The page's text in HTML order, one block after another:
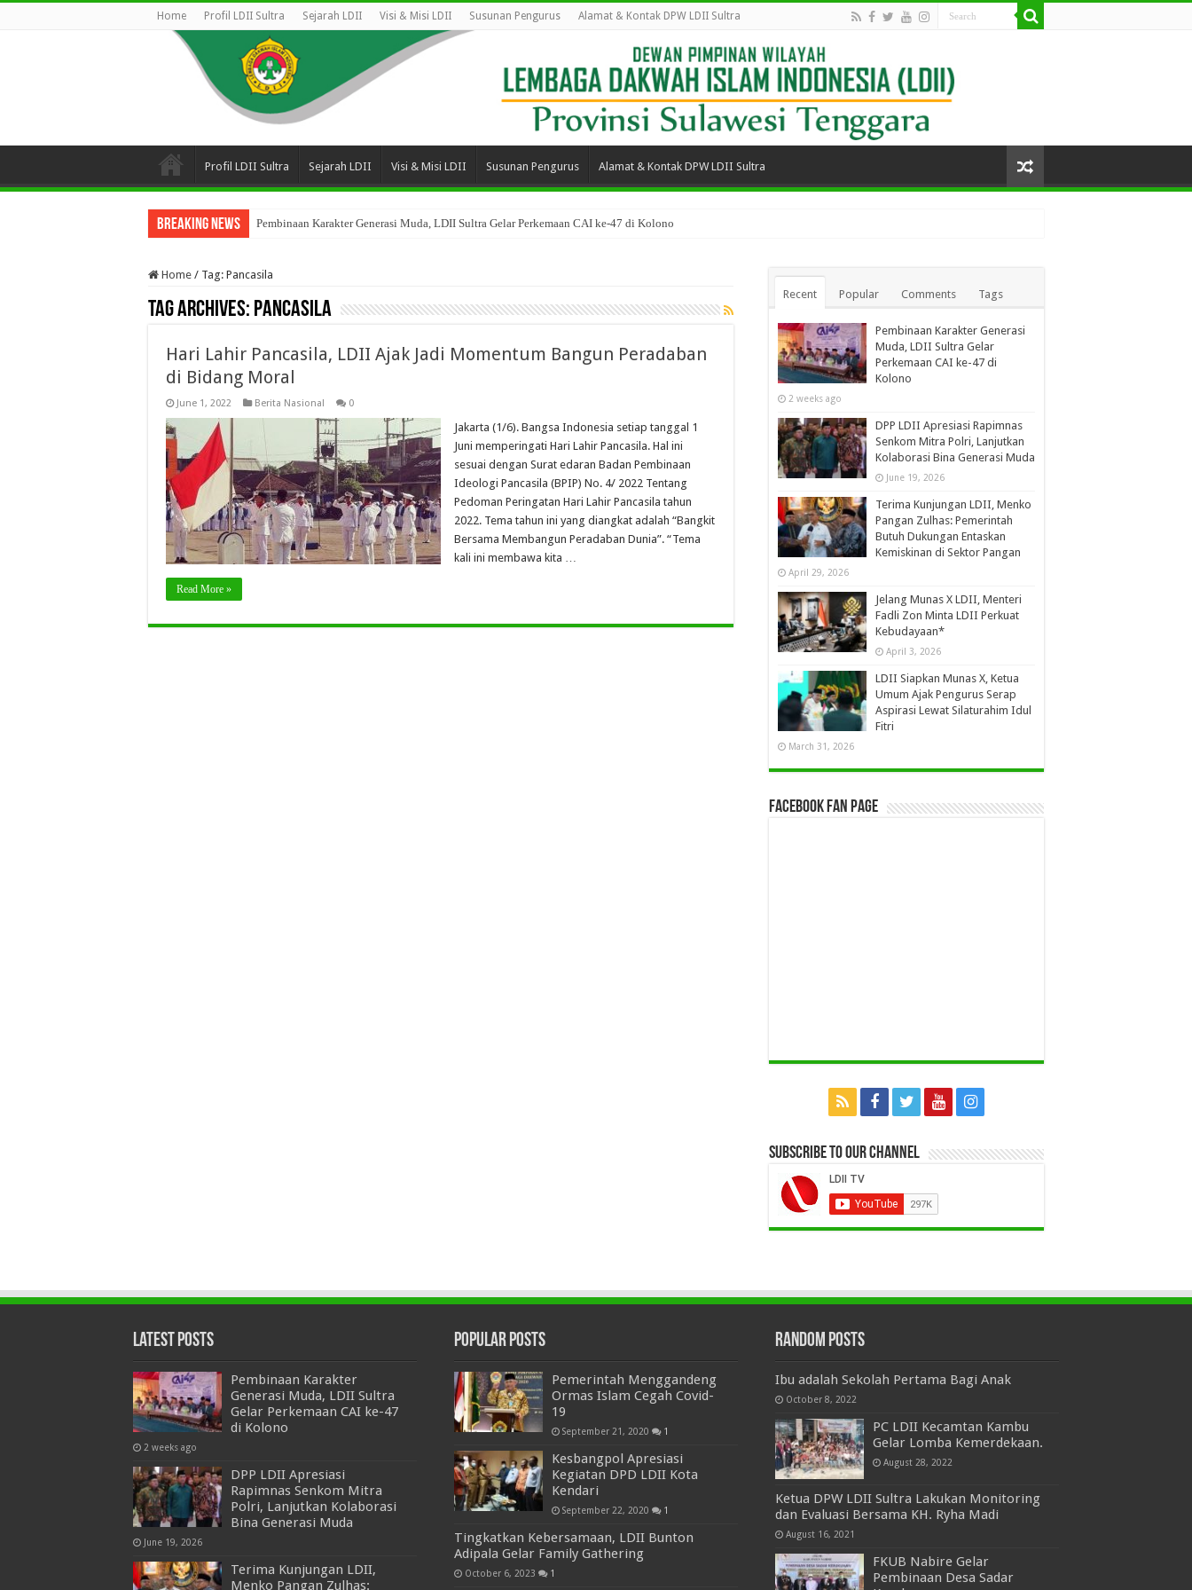
Home Profil LDII Sultra Sejarah LDII Visi & Misi LDII Susunan Pengurus Alamat & Kontak DPW LDII Sultra
Profil LDII Sultra Sejarah LDII Visi & Misi LDII Susunan Pengurus Alamat & Kontak DPW LDII Sultra
Breaking News Pembinaan Karakter Generasi Muda, LDII Sultra Gelar Perkemaan CAI ke-47 di Kolono
Home / Tag: Pancasila
Tag Archives: Pancasila
Hari Lahir Pancasila, LDII Ajak Jadi Momentum Bangun Peradaban
di Bidang Moral
June 1, 2022 Berita Nasional 0
Jakarta (1/6). Bangsa Indonesia setiap tanggal 1
Juni memperingati Hari Lahir Pancasila. Hal ini
sesuai dengan Surat edaran Badan Pembinaan
Ideologi Pancasila (BPIP) No. 4/ 2022 Tentang
Pedoman Peringatan Hari Lahir Pancasila tahun
2022. Tema tahun ini yang diangkat adalah “Bangkit
Bersama Membangun Peradaban Dunia”. “Tema
kali ini membawa kita …
Read More »
Recent Popular Comments Tags
Pembinaan Karakter Generasi
Muda, LDII Sultra Gelar
Perkemaan CAI ke-47 di
Kolono
2 weeks ago
DPP LDII Apresiasi Rapimnas
Senkom Mitra Polri, Lanjutkan
Kolaborasi Bina Generasi Muda
June 19, 2026
Terima Kunjungan LDII, Menko
Pangan Zulhas: Pemerintah
Butuh Dukungan Entaskan
Kemiskinan di Sektor Pangan
April 29, 2026
Jelang Munas X LDII, Menteri
Fadli Zon Minta LDII Perkuat
Kebudayaan*
April 3, 2026
LDII Siapkan Munas X, Ketua
Umum Ajak Pengurus Serap
Aspirasi Lewat Silaturahim Idul
Fitri
March 31, 2026
Facebook Fan Page
Subscribe to our Channel
Latest Posts
Pembinaan Karakter
Generasi Muda, LDII Sultra
Gelar Perkemaan CAI ke-47
di Kolono
2 weeks ago
DPP LDII Apresiasi
Rapimnas Senkom Mitra
Polri, Lanjutkan Kolaborasi
Bina Generasi Muda
June 19, 2026
Terima Kunjungan LDII,
Menko Pangan Zulhas:
Popular Posts
Pemerintah Menggandeng
Ormas Islam Cegah Covid-
19
September 21, 2020 1
Kesbangpol Apresiasi
Kegiatan DPD LDII Kota
Kendari
September 22, 2020 1
Tingkatkan Kebersamaan, LDII Bunton
Adipala Gelar Family Gathering
October 6, 2023 1
Random Posts
Ibu adalah Sekolah Pertama Bagi Anak
October 8, 2022
PC LDII Kecamtan Kambu
Gelar Lomba Kemerdekaan.
August 28, 2022
Ketua DPW LDII Sultra Lakukan Monitoring
dan Evaluasi Bersama KH. Ryha Madi
August 16, 2021
FKUB Nabire Gelar
Pembinaan Desa Sadar